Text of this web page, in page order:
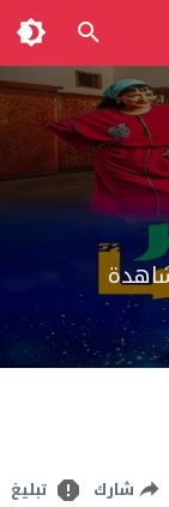
شارك تبليغ